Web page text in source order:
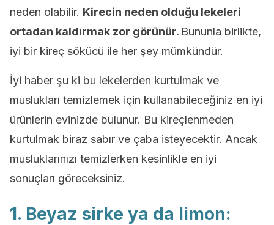
neden olabilir. Kirecin neden olduğu lekeleri
ortadan kaldırmak zor görünür. Bununla birlikte,
iyi bir kireç sökücü ile her şey mümkündür.
İyi haber şu ki bu lekelerden kurtulmak ve
muslukları temizlemek için kullanabileceğiniz en iyi
ürünlerin evinizde bulunur. Bu kireçlenmeden
kurtulmak biraz sabır ve çaba isteyecektir. Ancak
musluklarınızı temizlerken kesinlikle en iyi
sonuçları göreceksiniz.
1. Beyaz sirke ya da limon: